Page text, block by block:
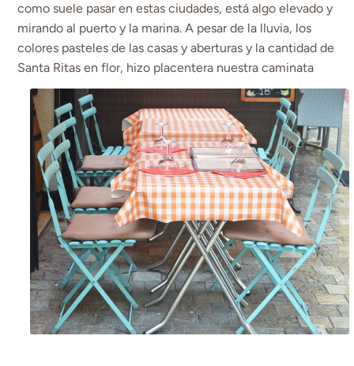
como suele pasar en estas ciudades, está algo elevado y
mirando al puerto y la marina. A pesar de la lluvia, los
colores pasteles de las casas y aberturas y la cantidad de
Santa Ritas en flor, hizo placentera nuestra caminata